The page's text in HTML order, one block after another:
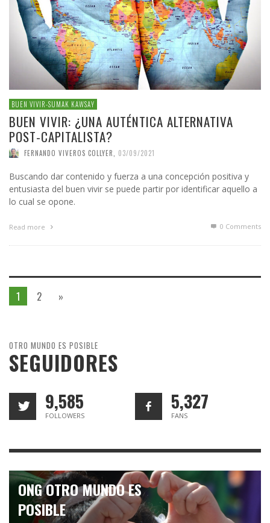
BUEN VIVIR-SUMAK KAWSAY
BUEN VIVIR: ¿UNA AUTÉNTICA ALTERNATIVA
POST-CAPITALISTA?
FERNANDO VIVEROS COLLYER 03/09/2021
Buscando dar contenido y fuerza a una concepción positiva y
entusiasta del buen vivir se puede partir por identificar aquello a
lo cual se opone.
Read more 0 Comments
1 2 »
OTRO MUNDO ES POSIBLE
SEGUIDORES
9,585
FOLLOWERS
5,327
FANS
ONG OTRO MUNDO ES
POSIBLE